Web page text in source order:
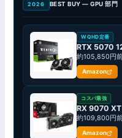
2026 BEST BUY — GPU 部門
WQHD定番
RTX 5070
約105,850円
Amazon
コスパ最強
RX 9070 XT
約109,800円
Amazon